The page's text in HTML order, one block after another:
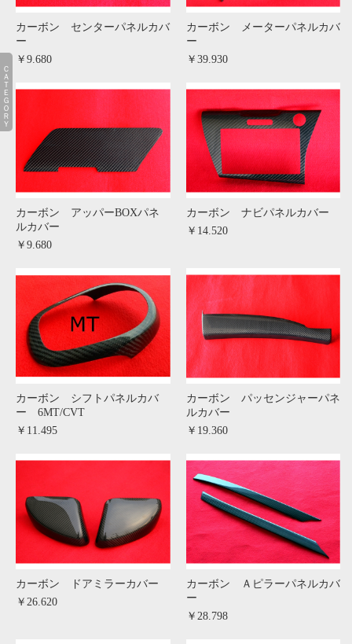
カーボン センターパネルカバ
ー
￥9.680
カーボン メーターパネルカバ
ー
￥39.930
カーボン アッパーBOXパネ
ルカバー
￥9.680
カーボン ナビパネルカバー
￥14.520
カーボン シフトパネルカバ
ー 6MT/CVT
￥11.495
カーボン パッセンジャーパネ
ルカバー
￥19.360
カーボン ドアミラーカバー
￥26.620
カーボン Ａピラーパネルカバ
ー
￥28.798
ＣＡＴＥＧＯＲＹ